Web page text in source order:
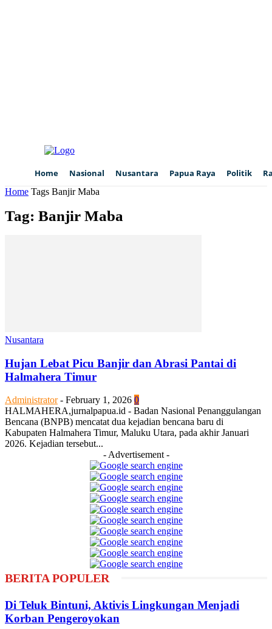
Home Nasional Nusantara Papua Raya Politik
Home Tags Banjir Maba
Tag: Banjir Maba
Nusantara
Hujan Lebat Picu Banjir dan Abrasi Pantai di
Halmahera Timur
Administrator - February 1, 2026 0
HALMAHERA,jurnalpapua.id - Badan Nasional Penanggulangan
Bencana (BNPB) mencatat dua kejadian bencana baru di
Kabupaten Halmahera Timur, Maluku Utara, pada akhir Januari
2026. Kejadian tersebut...
- Advertisement -
BERITA POPULER
Di Teluk Bintuni, Aktivis Lingkungan Menjadi
Korban Pengeroyokan